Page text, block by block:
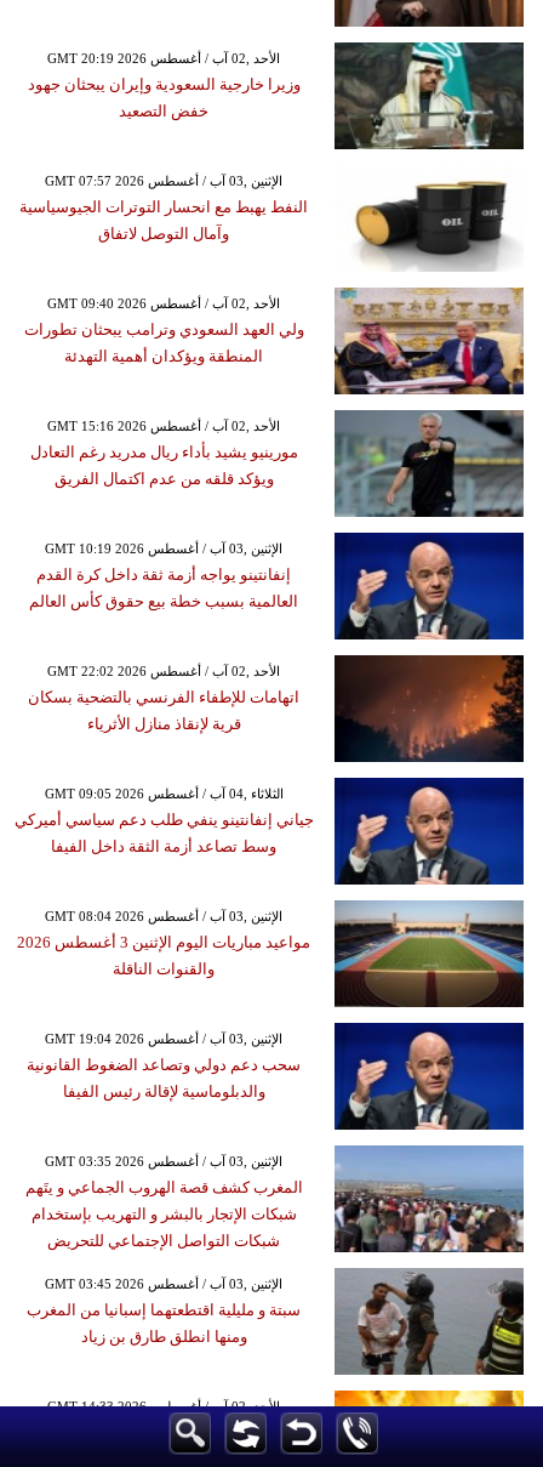
GMT 20:19 2026 الأحد ,02 آب / أغسطس
وزيرا خارجية السعودية وإيران يبحثان جهود
خفض التصعيد
GMT 07:57 2026 الإثنين ,03 آب / أغسطس
النفط يهبط مع انحسار التوترات الجيوسياسية
وآمال التوصل لاتفاق
GMT 09:40 2026 الأحد ,02 آب / أغسطس
ولي العهد السعودي وترامب يبحثان تطورات
المنطقة ويؤكدان أهمية التهدئة
GMT 15:16 2026 الأحد ,02 آب / أغسطس
مورينيو يشيد بأداء ريال مدريد رغم التعادل
ويؤكد قلقه من عدم اكتمال الفريق
GMT 10:19 2026 الإثنين ,03 آب / أغسطس
إنفانتينو يواجه أزمة ثقة داخل كرة القدم
العالمية بسبب خطة بيع حقوق كأس العالم
GMT 22:02 2026 الأحد ,02 آب / أغسطس
اتهامات للإطفاء الفرنسي بالتضحية بسكان
قرية لإنقاذ منازل الأثرياء
GMT 09:05 2026 الثلاثاء ,04 آب / أغسطس
جياني إنفانتينو ينفي طلب دعم سياسي أميركي
وسط تصاعد أزمة الثقة داخل الفيفا
GMT 08:04 2026 الإثنين ,03 آب / أغسطس
مواعيد مباريات اليوم الإثنين 3 أغسطس 2026
والقنوات الناقلة
GMT 19:04 2026 الإثنين ,03 آب / أغسطس
سحب دعم دولي وتصاعد الضغوط القانونية
والدبلوماسية لإقالة رئيس الفيفا
GMT 03:35 2026 الإثنين ,03 آب / أغسطس
المغرب كشف قصة الهروب الجماعي و يتَهم
شبكات الإتجار بالبشر و التهريب بإستخدام
شبكات التواصل الإجتماعي للتحريض
GMT 03:45 2026 الإثنين ,03 آب / أغسطس
سبتة و مليلية اقتطعتهما إسبانيا من المغرب
ومنها انطلق طارق بن زياد
GMT 14:33 2026 الأحد ,02 آب / أغسطس
ذروة الموجة الحارة تضرب مصر اليوم
وتحذيرات من الإجهاد الحراري وأضرار زراعية